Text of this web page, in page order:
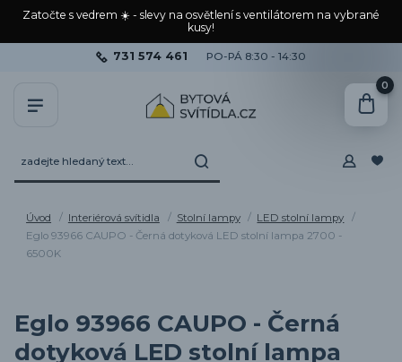
Zatočte s vedrem ☀️ - slevy na osvětlení s ventilátorem na vybrané
kusy!
731 574 461 PO-PÁ 8:30 - 14:30
0
Úvod Interiérová svítidla Stolní lampy
LED stolní lampy
Eglo 93966 CAUPO - Černá dotyková LED stolní lampa 2700 -
6500K
Eglo 93966 CAUPO - Černá
dotyková LED stolní lampa